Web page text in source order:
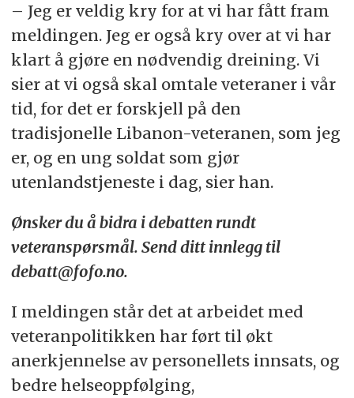
– Jeg er veldig kry for at vi har fått fram
meldingen. Jeg er også kry over at vi har
klart å gjøre en nødvendig dreining. Vi
sier at vi også skal omtale veteraner i vår
tid, for det er forskjell på den
tradisjonelle Libanon-veteranen, som jeg
er, og en ung soldat som gjør
utenlandstjeneste i dag, sier han.
Ønsker du å bidra i debatten rundt
veteranspørsmål. Send ditt innlegg til
debatt@fofo.no.
I meldingen står det at arbeidet med
veteranpolitikken har ført til økt
anerkjennelse av personellets innsats, og
bedre helseoppfølging,